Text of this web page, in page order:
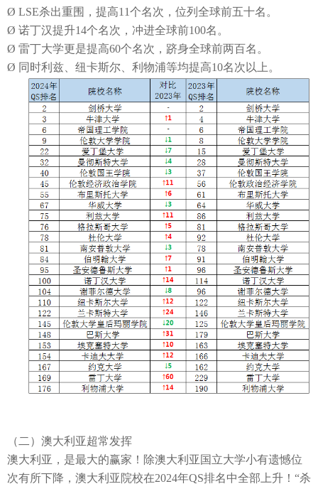
Ø LSE杀出重围，提高11个名次，位列全球前五十名。
Ø 诺丁汉提升14个名次，冲进全球前100名。
Ø 雷丁大学更是提高60个名次，跻身全球前两百名。
Ø 同时利兹、纽卡斯尔、利物浦等均提高10名次以上。
（二）澳大利亚超常发挥
澳大利亚，是最大的赢家！ 除澳大利亚国立大学小有遗憾位
次有所下降，澳大利亚院校在2024年QS排名中全部上升！ “杀